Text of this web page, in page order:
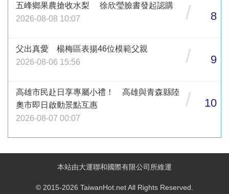
五峰鄉果農搶收水梨 徐欣瑩臉書發起認購
2026-08-08 10:07
/ 8
父出真愛 楊梅區表揚46位模範父親
2026-08-06 15:56
/ 9
高雄市民赴日享專屬小禮！ 高雄與青森縣陸
奧市即日啟動景點互惠
2026-08-07 00:07
/ 10
本站由大運聯和國際有限公司所維運
© 2015-2026 TaiwanHot.net All Rights Reserved.